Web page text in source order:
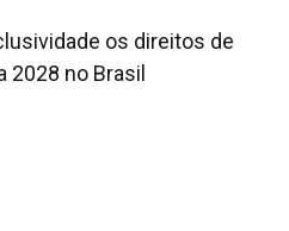
os direitos de
no Brasil